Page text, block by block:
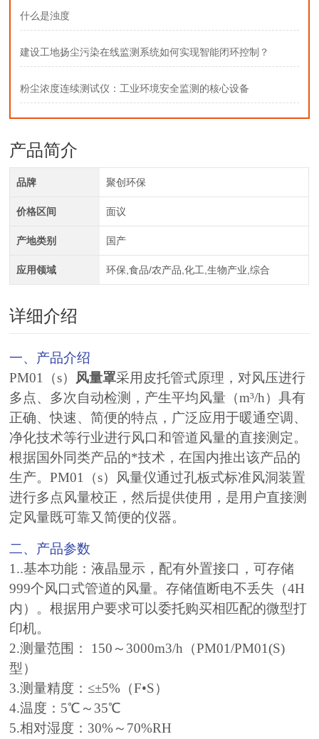
什么是浊度
建设工地扬尘污染在线监测系统如何实现智能闭环控制？
粉尘浓度连续测试仪：工业环境安全监测的核心设备
产品简介
品牌 聚创环保
价格区间 面议
产地类别 国产
应用领域 环保,食品/农产品,化工,生物产业,综合
详细介绍
一、产品介绍
PM01（s） 风量罩采用皮托管式原理，对风压进行
多点、多次自动检测，产生平均风量（m³/h）具有
正确、快速、简便的特点，广泛应用于暖通空调、
净化技术等行业进行风口和管道风量的直接测定。
根据国外同类产品的*技术，在国内推出该产品的
生产。PM01（s）风量仪通过孔板式标准风洞装置
进行多点风量校正，然后提供使用，是用户直接测
定风量既可靠又简便的仪器。
二、产品参数
1..基本功能：液晶显示，配有外置接口，可存储
999个风口式管道的风量。存储值断电不丢失（4H
内）。根据用户要求可以委托购买相匹配的微型打
印机。
2.测量范围： 150～3000m3/h（PM01/PM01(S)
型）
3.测量精度：≤±5%（F•S）
4.温度：5℃～35℃
5.相对湿度：30%～70%RH